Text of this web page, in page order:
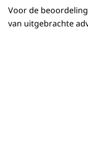
Voor de
van uitgebrachte